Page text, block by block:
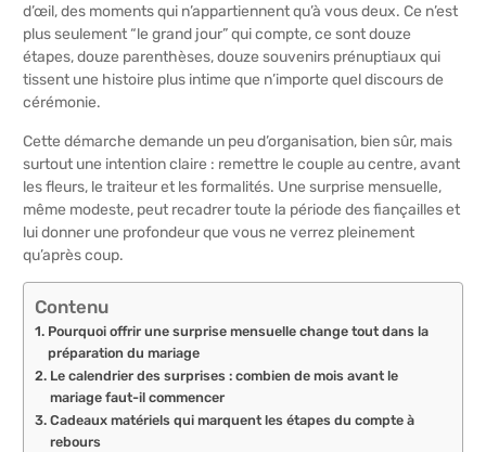
d’œil, des moments qui n’appartiennent qu’à vous deux. Ce n’est
plus seulement “le grand jour” qui compte, ce sont douze
étapes, douze parenthèses, douze souvenirs prénuptiaux qui
tissent une histoire plus intime que n’importe quel discours de
cérémonie.
Cette démarche demande un peu d’organisation, bien sûr, mais
surtout une intention claire : remettre le couple au centre, avant
les fleurs, le traiteur et les formalités. Une surprise mensuelle,
même modeste, peut recadrer toute la période des fiançailles et
lui donner une profondeur que vous ne verrez pleinement
qu’après coup.
Contenu
Pourquoi offrir une surprise mensuelle change tout dans la
préparation du mariage
Le calendrier des surprises : combien de mois avant le
mariage faut-il commencer
Cadeaux matériels qui marquent les étapes du compte à
rebours